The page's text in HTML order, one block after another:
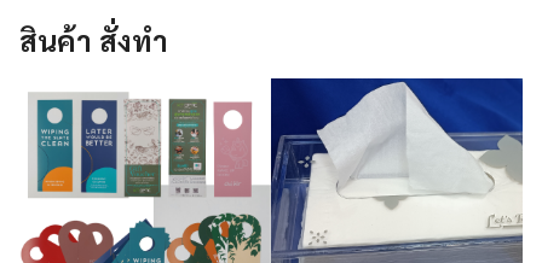
สินค้า สั่งทำ